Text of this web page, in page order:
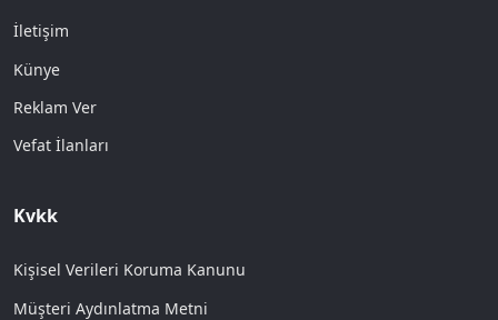
İletişim
Künye
Reklam Ver
Vefat İlanları
Kvkk
Kişisel Verileri Koruma Kanunu
Müşteri Aydınlatma Metni